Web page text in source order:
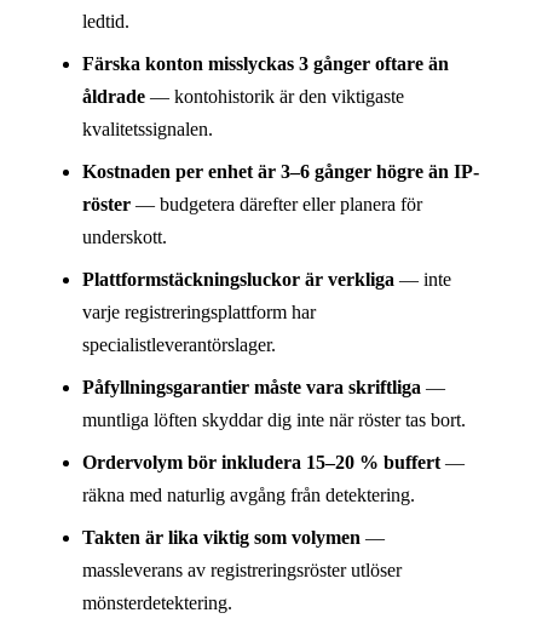
ledtid.
Färska konton misslyckas 3 gånger oftare än
åldrade — kontohistorik är den viktigaste
kvalitetssignalen.
Kostnaden per enhet är 3–6 gånger högre än IP-
röster — budgetera därefter eller planera för
underskott.
Plattformstäckningsluckor är verkliga — inte
varje registreringsplattform har
specialistleverantörslager.
Påfyllningsgarantier måste vara skriftliga —
muntliga löften skyddar dig inte när röster tas bort.
Ordervolym bör inkludera 15–20 % buffert —
räkna med naturlig avgång från detektering.
Takten är lika viktig som volymen —
massleverans av registreringsröster utlöser
mönsterdetektering.